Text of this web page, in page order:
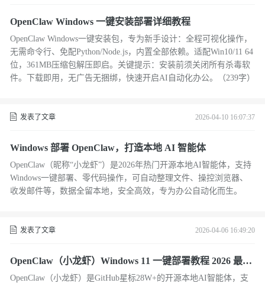
OpenClaw Windows 一键安装部署详细教程
OpenClaw Windows一键安装包，专为新手设计：全程可视化操作，
无需命令行、免配Python/Node.js，内置全部依赖。适配Win10/11 64
位，361MB压缩包解压即启。关键提示：安装前须关闭所有杀毒软
件。下载即用，无广告无捆绑，快速开启AI自动化办公。（239字）
发表了文章 2026-04-10 16:07:37
Windows 部署 OpenClaw，打造本地 AI 智能体
OpenClaw（昵称“小龙虾”）是2026年热门开源本地AI智能体，支持
Windows一键部署、零代码操作，可自动整理文件、操控浏览器、
收发邮件等，数据全留本地，安全高效，专为办公自动化而生。
发表了文章 2026-04-06 16:49:20
OpenClaw（小龙虾）Windows 11 一键部署教程 2026 最新
版
OpenClaw（小龙虾）是GitHub星标28W+的开源本地AI智能体，支